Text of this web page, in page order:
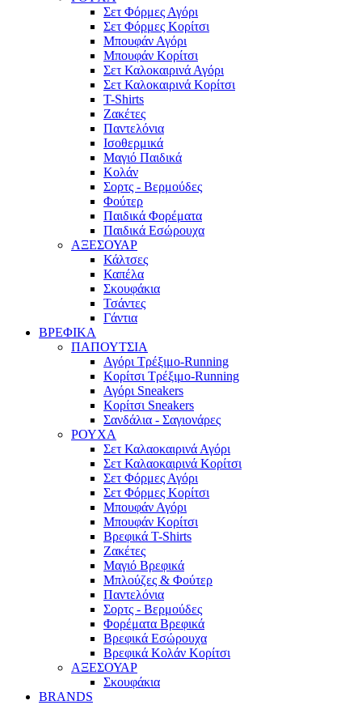
Σετ Φόρμες Αγόρι
Σετ Φόρμες Κορίτσι
Μπουφάν Αγόρι
Μπουφάν Κορίτσι
Σετ Καλοκαιρινά Αγόρι
Σετ Καλοκαιρινά Κορίτσι
T-Shirts
Ζακέτες
Παντελόνια
Ισοθερμικά
Μαγιό Παιδικά
Κολάν
Σορτς - Βερμούδες
Φούτερ
Παιδικά Φορέματα
Παιδικά Εσώρουχα
ΑΞΕΣΟΥΑΡ
Κάλτσες
Καπέλα
Σκουφάκια
Τσάντες
Γάντια
ΒΡΕΦΙΚΑ
ΠΑΠΟΥΤΣΙΑ
Αγόρι Τρέξιμο-Running
Κορίτσι Τρέξιμο-Running
Αγόρι Sneakers
Κορίτσι Sneakers
Σανδάλια - Σαγιονάρες
ΡΟΥΧΑ
Σετ Καλαοκαιρινά Αγόρι
Σετ Καλαοκαιρινά Κορίτσι
Σετ Φόρμες Αγόρι
Σετ Φόρμες Κορίτσι
Mπουφάν Αγόρι
Mπουφάν Κορίτσι
Βρεφικά T-Shirts
Ζακέτες
Μαγιό Βρεφικά
Mπλούζες & Φούτερ
Παντελόνια
Σορτς - Βερμούδες
Φορέματα Βρεφικά
Βρεφικά Εσώρουχα
Βρεφικά Κολάν Κορίτσι
ΑΞΕΣΟΥΑΡ
Σκουφάκια
BRANDS